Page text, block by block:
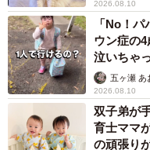
2026.08.10
「No！
ウン症の
泣いちゃ
五ヶ瀬 あ
2026.08.10
双子弟が
育士ママ
の頑張り